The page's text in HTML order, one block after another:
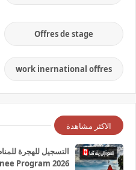
Offres de stage
work inernational offres
الاكثر مشاهدة
Program 2026